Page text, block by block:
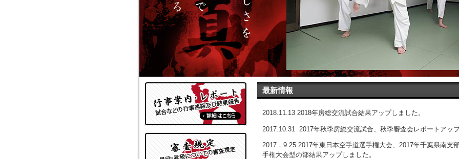
最新情報
2018.11.13 2018年房総交流試合結果アップしました。
2017.10.31 2017年秋季房総交流試合、秋季審査会レポートアッ
2017．9.25 2017年東日本空手道選手権大会、2017年千葉県南支
手権大会型の部結果アップしました。